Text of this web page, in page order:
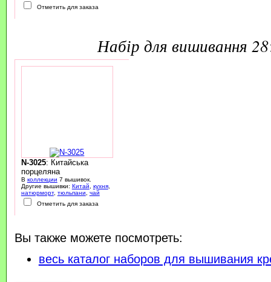
Отметить для заказа
набір для вишивання
N-3025: Китайська
порцеляна
В коллекции 7 вышивок.
Другие вышивки: Китай кухня,
натюрморт, тюльпани
чай
Отметить для заказа
Вы также можете посмотреть:
весь каталог наборов для вышивания